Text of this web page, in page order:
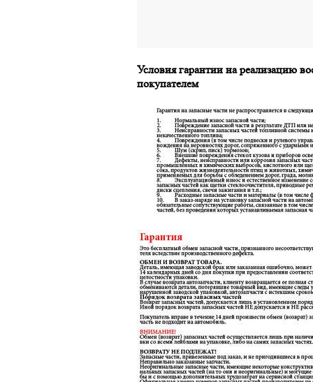
Условия гарантии на реализацию
покупателем